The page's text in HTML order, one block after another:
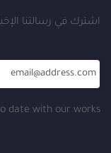
اشترك في رسالتنا
date with our works.